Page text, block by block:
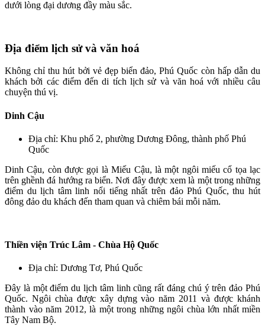
dưới lòng đại dương đầy màu sắc.
Địa điểm lịch sử và văn hoá
Không chỉ thu hút bởi vẻ đẹp biển đảo, Phú Quốc còn hấp dẫn du
khách bởi các điểm đến di tích lịch sử và văn hoá với nhiều câu
chuyện thú vị.
Dinh Cậu
Địa chỉ: Khu phố 2, phường Dương Đông, thành phố Phú
Quốc
Dinh Cậu, còn được gọi là Miếu Cậu, là một ngôi miếu cổ tọa lạc
trên ghềnh đá hướng ra biển. Nơi đây được xem là một trong những
điểm du lịch tâm linh nổi tiếng nhất trên đảo Phú Quốc, thu hút
đông đảo du khách đến tham quan và chiêm bái mỗi năm.
Thiền viện Trúc Lâm - Chùa Hộ Quốc
Địa chỉ: Dương Tơ, Phú Quốc
Đây là một điểm du lịch tâm linh cũng rất đáng chú ý trên đảo Phú
Quốc. Ngôi chùa được xây dựng vào năm 2011 và được khánh
thành vào năm 2012, là một trong những ngôi chùa lớn nhất miền
Tây Nam Bộ.